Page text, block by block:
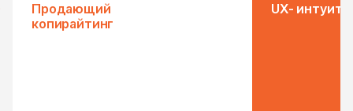
Продающий
копирайтинг
UX-